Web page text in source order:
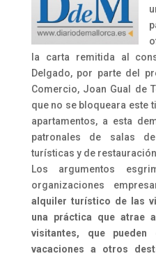
la carta remitida al
Delgado, por parte del
Comercio, Joan Gual de
que no se bloqueara este
apartamentos, a esta
patronales de salas
turísticas y de
Los argumentos
organizaciones
alquiler turístico de las
una práctica que atrae
visitantes, que
vacaciones a otros